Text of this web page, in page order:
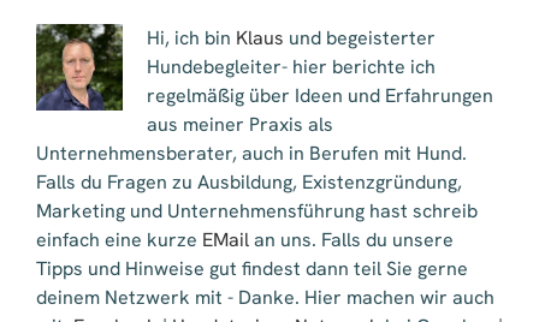
Hi, ich bin Klaus und begeisterter
Hundebegleiter- hier berichte ich
regelmäßig über Ideen und Erfahrungen
aus meiner Praxis als
Unternehmensberater, auch in Berufen mit Hund.
Falls du Fragen zu Ausbildung, Existenzgründung,
Marketing und Unternehmensführung hast schreib
einfach eine kurze EMailan uns. Falls du unsere
Tipps und Hinweise gut findest dann teil Sie gerne
deinem Netzwerk mit - Danke. Hier machen wir auch